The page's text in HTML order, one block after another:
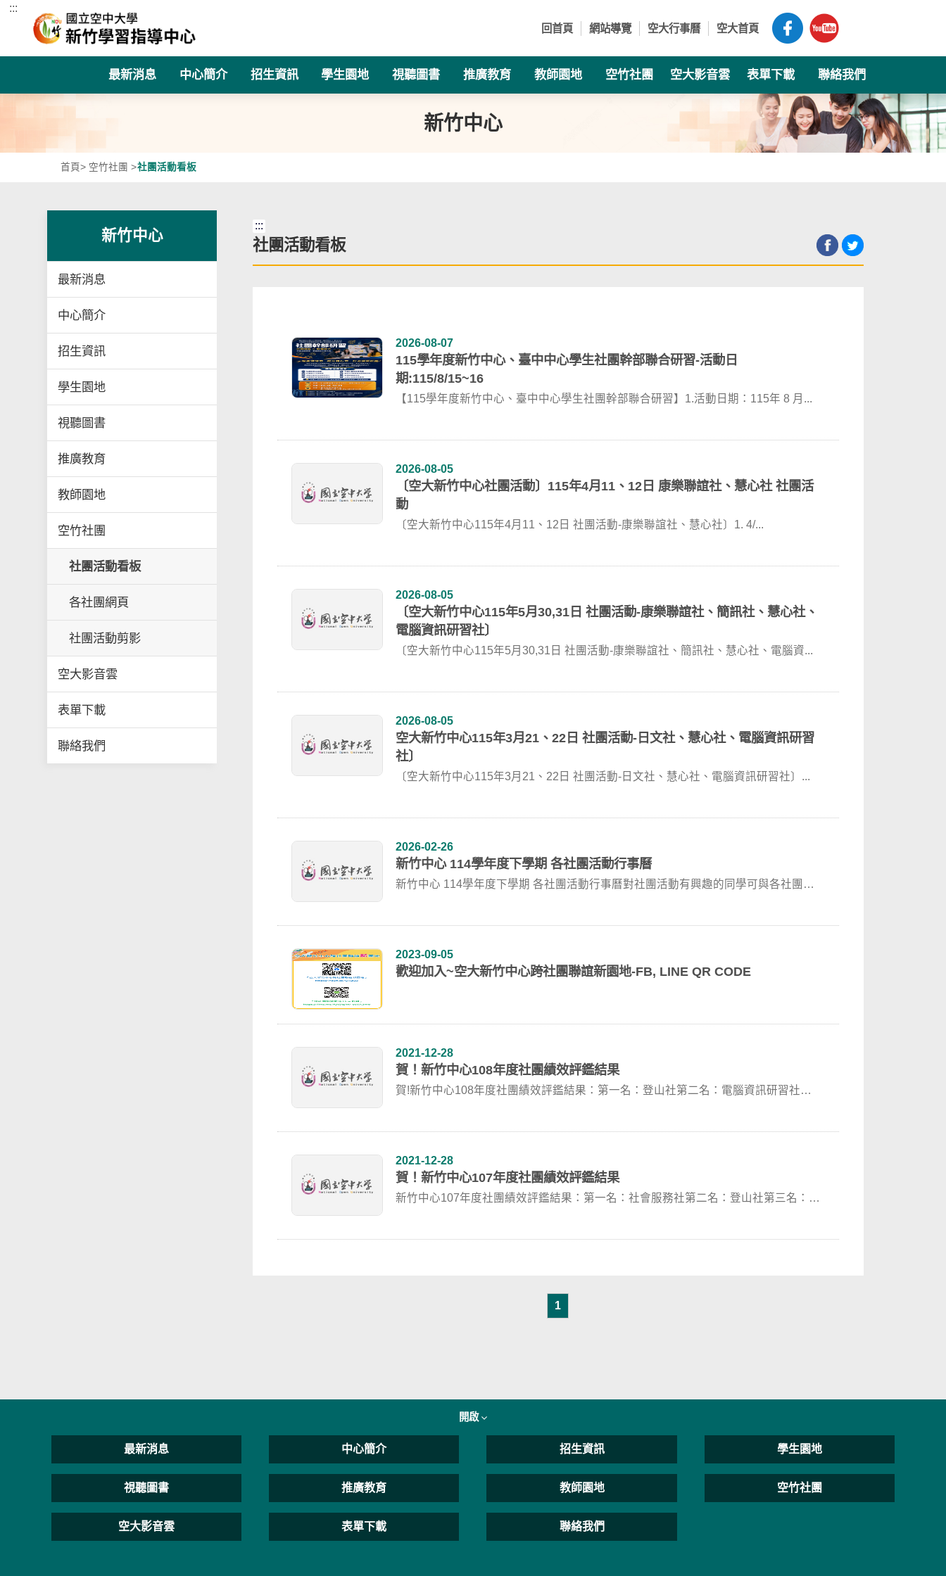
跳到主要內容區塊
:::
回首頁
網站導覽 空大行事曆 空大首頁
最新消息 中心簡介 招生資訊 學生園地 視聽圖書 推廣教育 教師園地 空竹社團 空大影音雲 表單下載 聯絡我們
新竹中心
首頁> 空竹社團 >社團活動看板
新竹中心
最新消息
中心簡介
招生資訊
學生園地
視聽圖書
推廣教育
教師園地
空竹社團
社團活動看板
各社團網頁
社團活動剪影
空大影音雲
表單下載
聯絡我們
:::
社團活動看板
2026-08-07
115學年度新竹中心、臺中中心學生社團幹部聯合研習-活動日
期:115/8/15~16
【115學年度新竹中心、臺中中心學生社團幹部聯合研習】1.活動日期：115年 8 月...
2026-08-05
〔空大新竹中心社團活動〕115年4月11、12日 康樂聯誼社、慧心社 社團活
動
〔空大新竹中心115年4月11、12日 社團活動-康樂聯誼社、慧心社〕​​1. 4/...
2026-08-05
〔空大新竹中心115年5月30,31日 社團活動-康樂聯誼社、簡訊社、慧心社、
電腦資訊研習社〕
〔空大新竹中心115年5月30,31日 社團活動-康樂聯誼社、簡訊社、慧心社、電腦資...
2026-08-05
空大新竹中心115年3月21、22日 社團活動-日文社、慧心社、電腦資訊研習
社〕
〔空大新竹中心115年3月21、22日 社團活動-日文社、慧心社、電腦資訊研習社〕​...
2026-02-26
新竹中心 114學年度下學期 各社團活動行事曆
新竹中心 114學年度下學期 各社團活動行事曆對社團活動有興趣的同學可與各社團正
2023-09-05
歡迎加入~空大新竹中心跨社團聯誼新園地-FB, LINE QR CODE
2021-12-28
賀！新竹中心108年度社團績效評鑑結果
賀!新竹中心108年度社團績效評鑑結果：第一名：登山社第二名：電腦資訊研習社第
2021-12-28
賀！新竹中心107年度社團績效評鑑結果
新竹中心107年度社團績效評鑑結果：第一名：社會服務社第二名：登山社第三名：電
1
開啟
最新消息 中心簡介 招生資訊 學生園地
視聽圖書 推廣教育 教師園地 空竹社團
空大影音雲 表單下載 聯絡我們